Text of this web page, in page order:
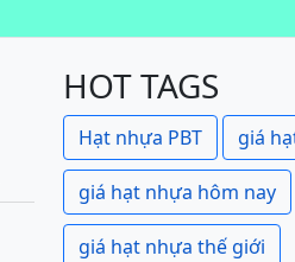
HOT TAGS
Hạt nhựa PBT giá
giá hạt nhựa hôm nay
giá hạt nhựa thế giới